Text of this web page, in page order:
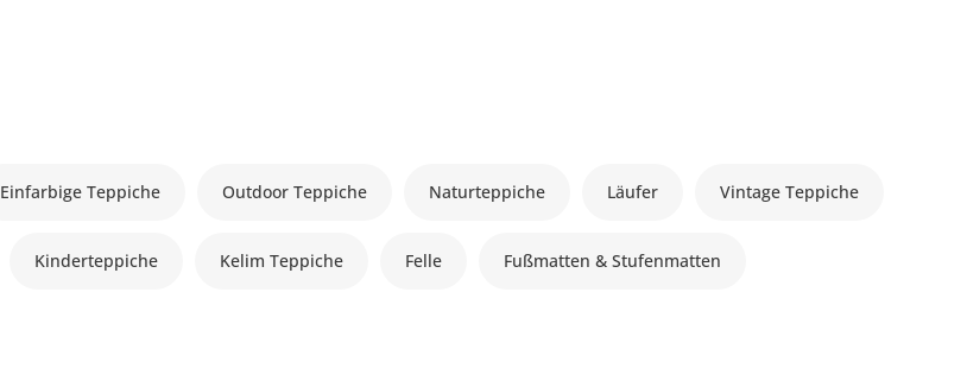
Einfarbige Teppiche Outdoor Teppiche Naturteppiche Läufer Vintage Teppiche
Kinderteppiche Kelim Teppiche Felle Fußmatten & Stufenmatten